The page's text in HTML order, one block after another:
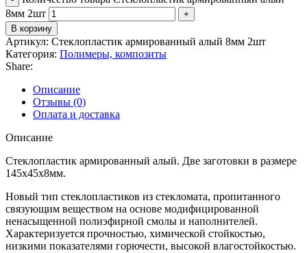
8мм 2шт
В корзину
Артикул: Стеклопластик армированный алый 8мм 2шт
Категория: Полимеры, композиты
Share:
Описание
Отзывы (0)
Оплата и доставка
Описание
Стеклопластик армированный алый. Две заготовки в размере
145х45х8мм.
Новый тип стеклопластиков из стекломата, пропитанного
связующим веществом на основе модифицированной
ненасыщенной полиэфирной смолы и наполнителей.
Характеризуется прочностью, химической стойкостью,
низкими показателями горючести, высокой влагостойкостью.